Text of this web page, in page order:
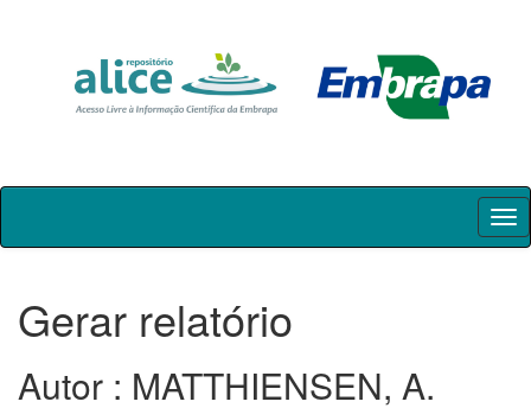
Skip
Gerar relatório
Autor : MATTHIENSEN, A.